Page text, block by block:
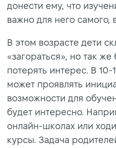
донести ему, что
важно для него самого,
В этом возрасте дети
«загораться», но так
потерять интерес. В
может проявлять
возможности для
будет интересно.
онлайн-школах или
курсы. Задача